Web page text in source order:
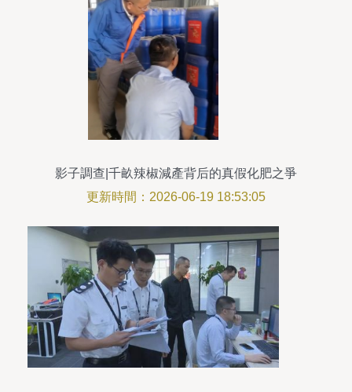
影子調查|千畝辣椒減產背后的真假化肥之爭
更新時間：2026-06-19 18:53:05